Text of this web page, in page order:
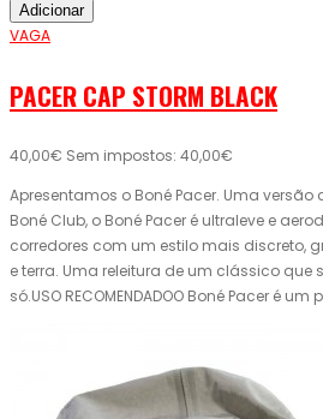
Adicionar
VAGA
PACER CAP STORM BLACK
40,00€ Sem impostos: 40,00€
Apresentamos o Boné Pacer. Uma
Boné Club, o Boné Pacer é ultraleve e
corredores com um estilo mais discreto,
e terra. Uma releitura de um clássico que
só.USO RECOMENDADOO Boné Pacer é um